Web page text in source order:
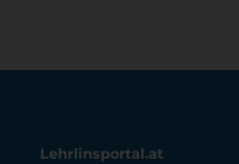
Lehrlinsportal.at